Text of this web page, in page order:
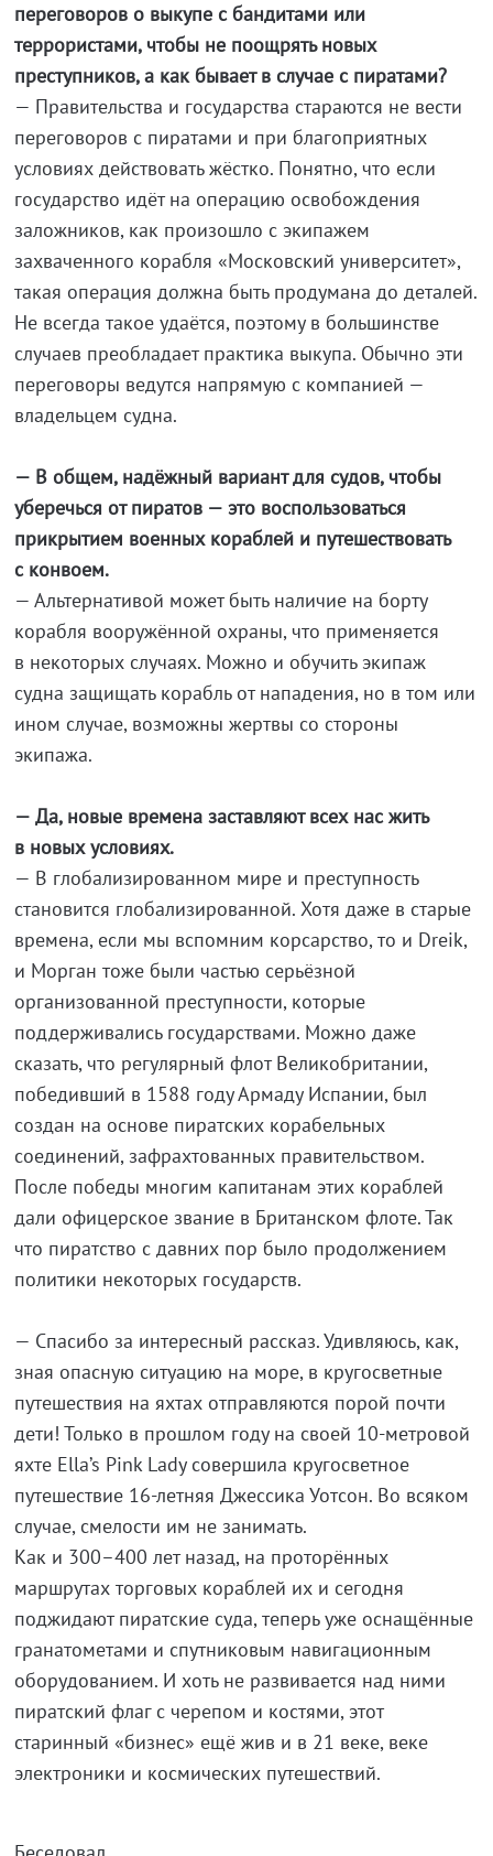
переговоров о выкупе с бандитами или
террористами, чтобы не поощрять новых
преступников, а как бывает в случае с пиратами?
— Правительства и государства стараются не вести
переговоров с пиратами и при благоприятных
условиях действовать жёстко. Понятно, что если
государство идёт на операцию освобождения
заложников, как произошло с экипажем
захваченного корабля «Московский университет»,
такая операция должна быть продумана до деталей.
Не всегда такое удаётся, поэтому в большинстве
случаев преобладает практика выкупа. Обычно эти
переговоры ведутся напрямую с компанией —
владельцем судна.
— В общем, надёжный вариант для судов, чтобы
уберечься от пиратов — это воспользоваться
прикрытием военных кораблей и путешествовать
с конвоем.
— Альтернативой может быть наличие на борту
корабля вооружённой охраны, что применяется
в некоторых случаях. Можно и обучить экипаж
судна защищать корабль от нападения, но в том или
ином случае, возможны жертвы со стороны
экипажа.
— Да, новые времена заставляют всех нас жить
в новых условиях.
— В глобализированном мире и преступность
становится глобализированной. Хотя даже в старые
времена, если мы вспомним корсарство, то и Dreik,
и Морган тоже были частью серьёзной
организованной преступности, которые
поддерживались государствами. Можно даже
сказать, что pегулярный флот Великобритании,
победивший в 1588 году Армаду Испании, был
создан на основе пиратских корабельных
соединений, зафрахтованных правительством.
После победы многим капитанам этих кораблей
дали офицерское звание в Британском флоте. Так
что пиратство с давних пор было продолжением
политики некоторых государств.
— Спасибо за интересный рассказ. Удивляюсь, как,
зная опасную ситуацию на море, в кругосветные
путешествия на яхтах отправляются порой почти
дети! Только в прошлом году на своей 10-метровой
яхте Ella’s Pink Lady совершила кругосветное
путешествие 16-летняя Джессика Уотсон. Во всяком
случае, смелости им не занимать.
Как и 300–400 лет назад, на проторённых
маршрутах торговых кораблей их и сегодня
поджидают пиратские суда, теперь уже оснащённые
гранатометами и спутниковым навигационным
оборудованием. И хоть не развивается над ними
пиратский флаг с черепом и костями, этот
старинный «бизнес» ещё жив и в 21 веке, веке
электроники и космических путешествий.